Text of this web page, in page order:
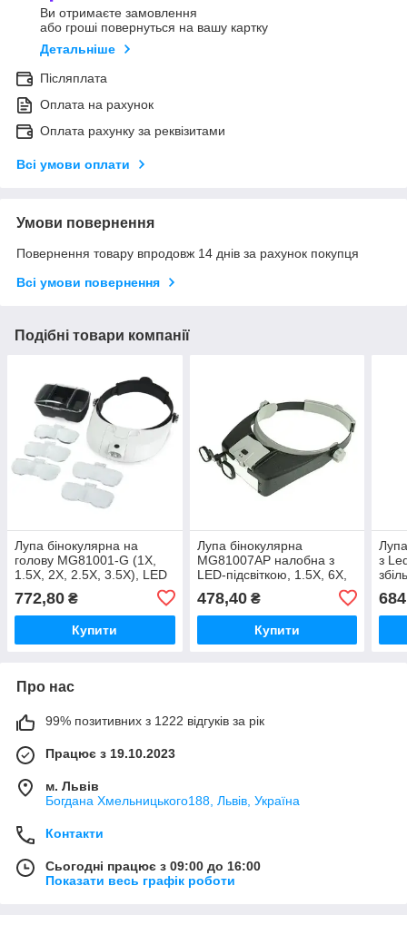
Ви отримаєте замовлення
або гроші повернуться на вашу картку
Детальніше
Післяплата
Оплата на рахунок
Оплата рахунку за реквізитами
Всі умови оплати
Умови повернення
Повернення товару впродовж 14 днів за рахунок покупця
Всі умови повернення
Подібні товари компанії
Лупа бінокулярна на
голову MG81001-G (1X,
1.5X, 2X, 2.5X, 3.5X), LED
772,80 ₴
Купити
Лупа бінокулярна
MG81007AP налобна з
LED-підсвіткою, 1.5Х, 6Х,
478,40₴
Купити
з
Про нас
99% позитивних з 1222 відгуків за рік
Працює з 19.10.2023
м. Львів
Богдана Хмельницького188, Львів, Україна
Контакти
Сьогодні працює з 09:00 до 16:00
Показати весь графік роботи